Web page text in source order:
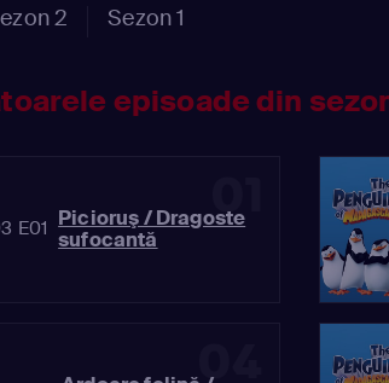
2 Sezon 1
episoade din
01
E01 Picioruş / Dragoste
sufocantă
04